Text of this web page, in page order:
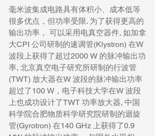
毫米波集成电路具有体积小、成本低等
很多优点，但功率受限. 为了获得更高的
输出功率， 可以采用电真空器件, 如加拿
大CPI 公司研制的速调管(Klystron) 在W
波段上获得了超过2000 W 的脉冲输出功
率, 北京真空电子研究所研制的行波管
(TWT) 放大器在W 波段的脉冲输出功率
超过了100 W，电子科技大学在W 波段
上也成功设计了TWT 功率放大器, 中国
科学院合肥物质科学研究院研制的迴旋
管(Gyrotron) 在140 GHz 上获得了0.9